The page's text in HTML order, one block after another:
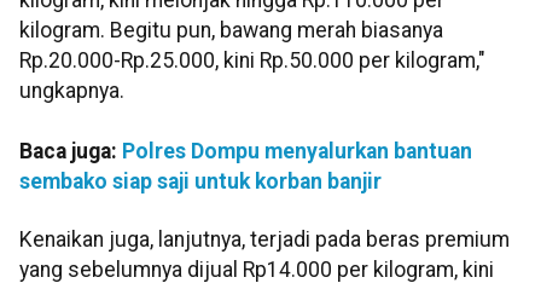
kilogram. Begitu pun, bawang merah biasanya
Rp.20.000-Rp.25.000, kini Rp.50.000 per kilogram,"
ungkapnya.
Baca juga: Polres Dompu menyalurkan bantuan
sembako siap saji untuk korban banjir
Kenaikan juga, lanjutnya, terjadi pada beras premium
yang sebelumnya dijual Rp14.000 per kilogram, kini